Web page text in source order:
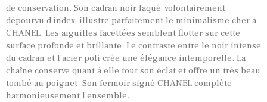
de conservation. Son cadran noir laqué, volontairement
dépourvu d’index, illustre parfaitement le minimalisme cher à
CHANEL. Les aiguilles facettées semblent flotter sur cette
surface profonde et brillante. Le contraste entre le noir intense
du cadran et l’acier poli crée une élégance intemporelle. La
chaîne conserve quant à elle tout son éclat et offre un très beau
tombé au poignet. Son fermoir signé CHANEL complète
harmonieusement l’ensemble.